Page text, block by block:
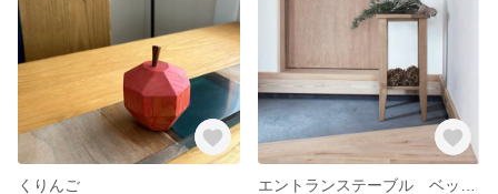
くりんご